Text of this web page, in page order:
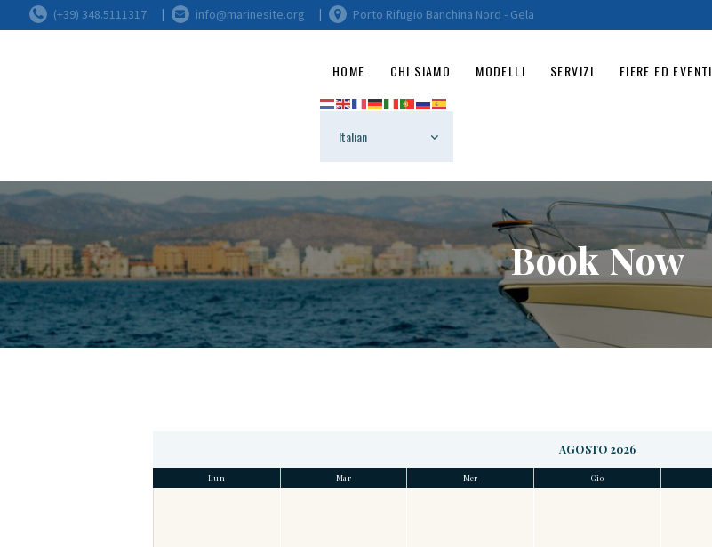
(+39) 348.5111317 info@marinesite.org Porto Rifugio Banchina Nord - Gela
HOME CHI SIAMO MODELLI SERVIZI FIERE ED EVENTI
Book Now
HOME
CHI SIAMO
FIERE ED EVENTI
GALLERY
AGOSTO 2026
Lun Mar Mer Gio